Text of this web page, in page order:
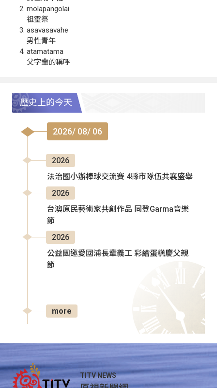
molapangolai
祖靈祭
asavasavahe
男性青年
atamatama
父字輩的稱呼
歷史上的今天
2026/ 08/ 06
2026
法治國小辦棒球交流賽 4縣市隊伍共襄盛舉
2026
台澳原民藝術家共創作品 同登Garma音樂
節
2026
公益團邀愛國浦長輩義工 彩繪蛋糕慶父親
節
more
TITV NEWS